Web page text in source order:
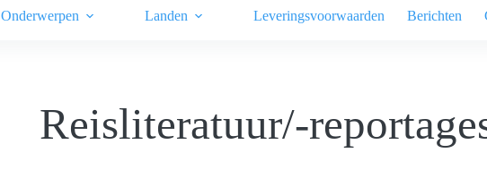
Onderwerpen Landen Leveringsvoorwaarden Berichten
Reisliteratuur/-